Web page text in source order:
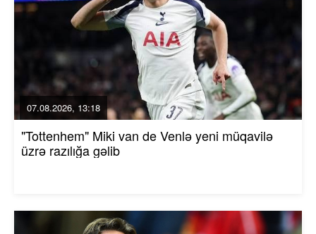
07.08.2026, 13:18
"Tottenhem" Miki van de Venlə yeni müqavilə
üzrə razılığa gəlib